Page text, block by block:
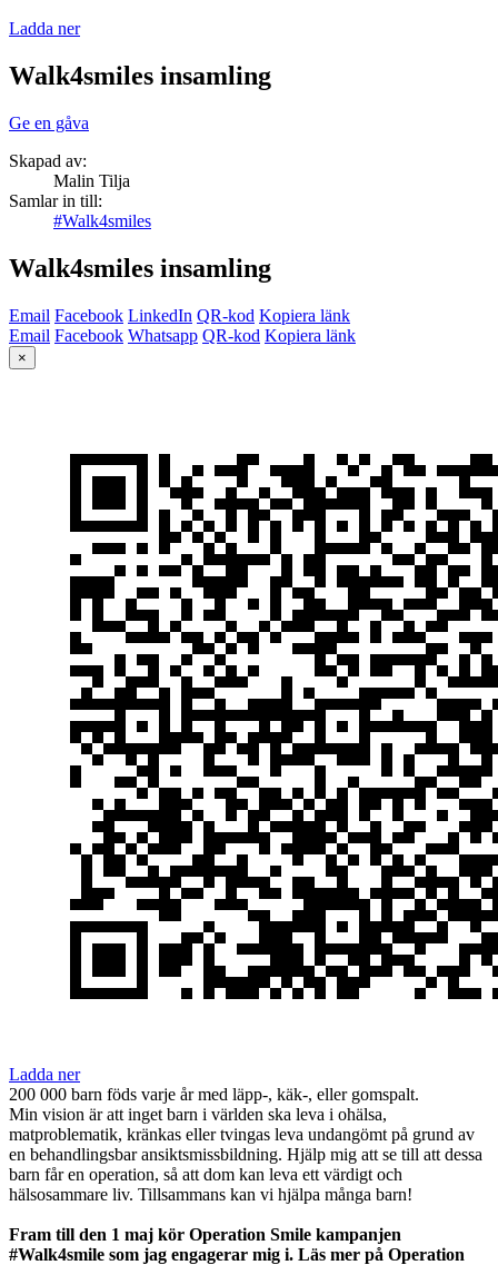
Ladda ner
Walk4smiles insamling
Ge en gåva
Skapad av:
Malin Tilja
Samlar in till:
#Walk4smiles
Walk4smiles insamling
Email Facebook LinkedIn QR-kod Kopiera länk
Email Facebook Whatsapp QR-kod Kopiera länk
×
Ladda ner
200 000 barn föds varje år med läpp-, käk-, eller gomspalt.
Min vision är att inget barn i världen ska leva i ohälsa,
matproblematik, kränkas eller tvingas leva undangömt på grund av
en behandlingsbar ansiktsmissbildning. Hjälp mig att se till att dessa
barn får en operation, så att dom kan leva ett värdigt och
hälsosammare liv. Tillsammans kan vi hjälpa många barn!
Fram till den 1 maj kör Operation Smile kampanjen
#Walk4smile som jag engagerar mig i. Läs mer på Operation